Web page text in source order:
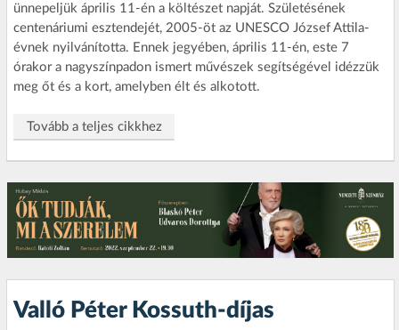
ünnepeljük április 11-én a költészet napját. Születésének
centenáriumi esztendejét, 2005-öt az UNESCO József Attila-
évnek nyilvánította. Ennek jegyében, április 11-én, este 7
órakor a nagyszínpadon ismert művészek segítségével idézzük
meg őt és a kort, amelyben élt és alkotott.
Tovább a teljes cikkhez
Valló Péter Kossuth-díjas